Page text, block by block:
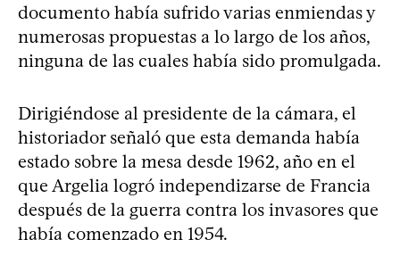
documento había sufrido varias enmiendas y
numerosas propuestas a lo largo de los años,
ninguna de las cuales había sido promulgada.
Dirigiéndose al presidente de la cámara, el
historiador señaló que esta demanda había
estado sobre la mesa desde 1962, año en el
que Argelia logró independizarse de Francia
después de la guerra contra los invasores que
había comenzado en 1954.